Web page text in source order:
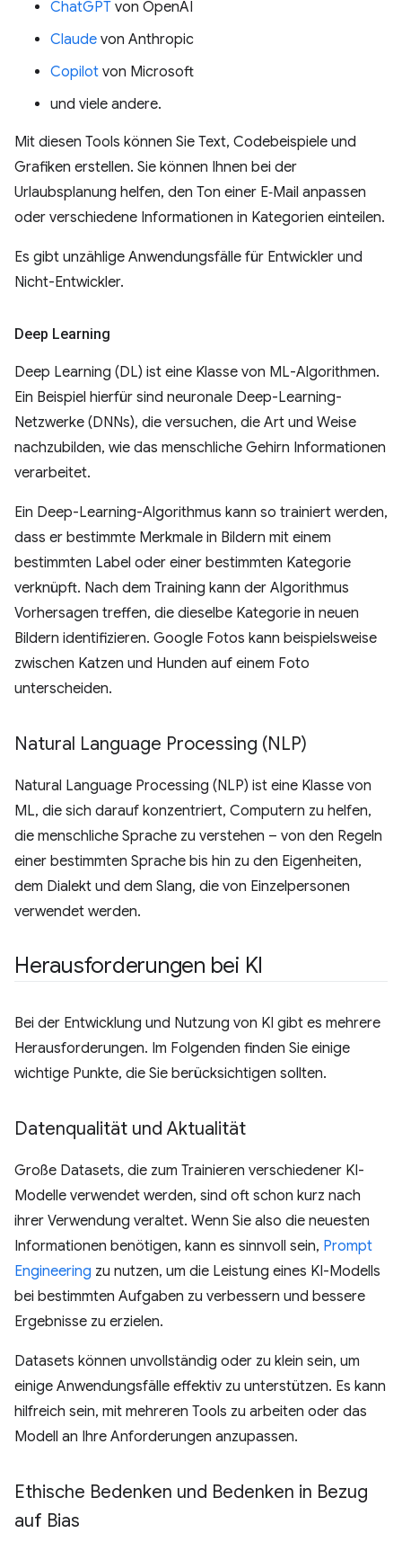
ChatGPT von OpenAI
Claude von Anthropic
Copilot von Microsoft
und viele andere.
Mit diesen Tools können Sie Text, Codebeispiele und
Grafiken erstellen. Sie können Ihnen bei der
Urlaubsplanung helfen, den Ton einer E‑Mail anpassen
oder verschiedene Informationen in Kategorien einteilen.
Es gibt unzählige Anwendungsfälle für Entwickler und
Nicht-Entwickler.
Deep Learning
Deep Learning (DL) ist eine Klasse von ML-Algorithmen.
Ein Beispiel hierfür sind neuronale Deep-Learning-
Netzwerke (DNNs), die versuchen, die Art und Weise
nachzubilden, wie das menschliche Gehirn Informationen
verarbeitet.
Ein Deep-Learning-Algorithmus kann so trainiert werden,
dass er bestimmte Merkmale in Bildern mit einem
bestimmten Label oder einer bestimmten Kategorie
verknüpft. Nach dem Training kann der Algorithmus
Vorhersagen treffen, die dieselbe Kategorie in neuen
Bildern identifizieren. Google Fotos kann beispielsweise
zwischen Katzen und Hunden auf einem Foto
unterscheiden.
Natural Language Processing (NLP)
Natural Language Processing (NLP) ist eine Klasse von
ML, die sich darauf konzentriert, Computern zu helfen,
die menschliche Sprache zu verstehen – von den Regeln
einer bestimmten Sprache bis hin zu den Eigenheiten,
dem Dialekt und dem Slang, die von Einzelpersonen
verwendet werden.
Herausforderungen bei KI
Bei der Entwicklung und Nutzung von KI gibt es mehrere
Herausforderungen. Im Folgenden finden Sie einige
wichtige Punkte, die Sie berücksichtigen sollten.
Datenqualität und Aktualität
Große Datasets, die zum Trainieren verschiedener KI-
Modelle verwendet werden, sind oft schon kurz nach
ihrer Verwendung veraltet. Wenn Sie also die neuesten
Informationen benötigen, kann es sinnvoll sein, Prompt
Engineering zu nutzen, um die Leistung eines KI-Modells
bei bestimmten Aufgaben zu verbessern und bessere
Ergebnisse zu erzielen.
Datasets können unvollständig oder zu klein sein, um
einige Anwendungsfälle effektiv zu unterstützen. Es kann
hilfreich sein, mit mehreren Tools zu arbeiten oder das
Modell an Ihre Anforderungen anzupassen.
Ethische Bedenken und Bedenken in Bezug
auf Bias